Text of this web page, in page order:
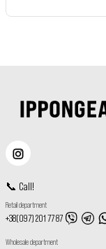
📞 Call!
Retail department
+38(097) 201 77 87
Wholesale department